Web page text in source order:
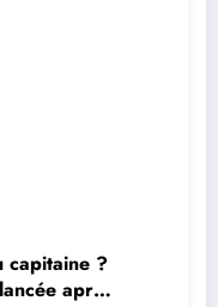
capitaine ?
après